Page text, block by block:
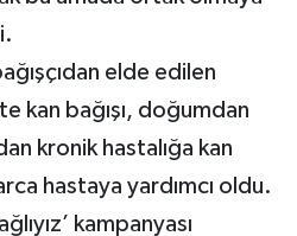
elde edilen
kan bağışı, doğumdan
kronik hastalığa kan
hastaya yardımcı oldu.
kampanyası